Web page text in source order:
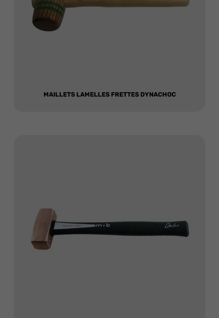
MAILLETS LAMELLES FRETTES DYNACHOC